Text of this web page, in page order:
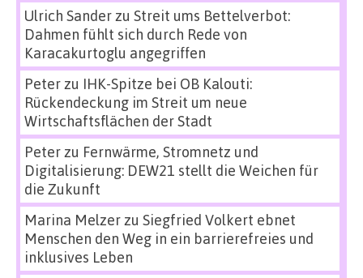
Ulrich Sanderzu Streit ums Bettelverbot:
Dahmen fühlt sich durch Rede von
Karacakurtoglu angegriffen
Peterzu IHK-Spitze bei OB Kalouti:
Rückendeckung im Streit um neue
Wirtschaftsflächen der Stadt
Peterzu Fernwärme, Stromnetz und
Digitalisierung: DEW21 stellt die Weichen für
die Zukunft
Marina Melzerzu Siegfried Volkert ebnet
Menschen den Weg in ein barrierefreies und
inklusives Leben